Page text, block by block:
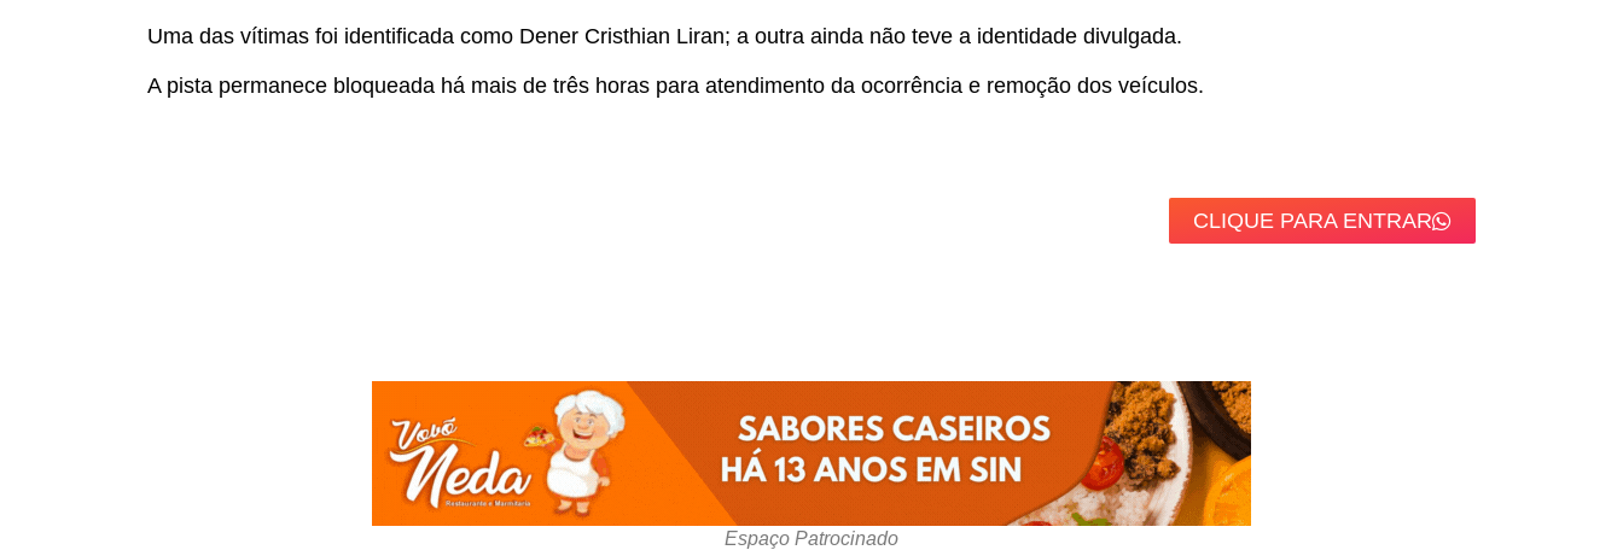
Uma das vítimas foi identificada como Dener Cristhian Liran; a outra ainda não teve a identidade divulgada.
A pista permanece bloqueada há mais de três horas para atendimento da ocorrência e remoção dos veículos.
CLIQUE PARA ENTRAR
Espaço Patrocinado